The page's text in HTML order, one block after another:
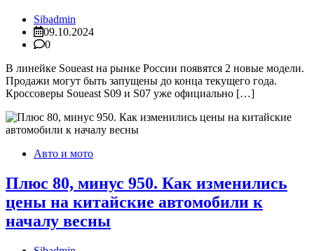
Sibadmin
09.10.2024
0
В линейке Soueast на рынке России появятся 2 новые модели.
Продажи могут быть запущены до конца текущего года.
Кроссоверы Soueast S09 и S07 уже официально […]
Авто и мото
Плюс 80, минус 950. Как изменились
цены на китайские автомобили к
началу весны